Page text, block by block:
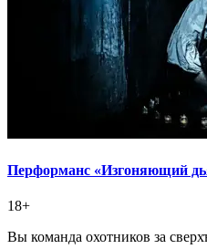
Перформанс «Изгоняющий
18+
Вы команда охотников за